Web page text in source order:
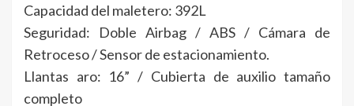
Capacidad del maletero: 392L
Seguridad: Doble Airbag / ABS / Cámara de
Retroceso / Sensor de estacionamiento.
Llantas aro: 16” / Cubierta de auxilio tamaño
completo